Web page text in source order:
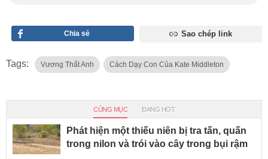
Chia sẻ Sao chép link
Tags: Vương Thất Anh Cách Dạy Con Của Kate Middleton
CÙNG MỤC ĐANG HOT
Phát hiện một thiếu niên bị tra tấn, quấn
trong nilon và trói vào cây trong bụi rậm